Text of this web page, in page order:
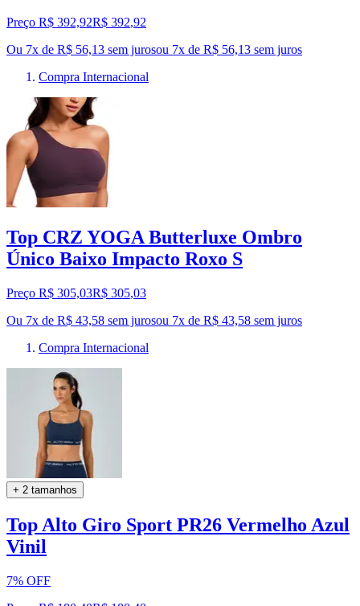
Preço R$ 392,92R$ 392,92
Ou 7x de R$ 56,13 sem jurosou 7x de R$ 56,13 sem juros
Compra Internacional
Top CRZ YOGA Butterluxe Ombro
Único Baixo Impacto Roxo S
Preço R$ 305,03R$ 305,03
Ou 7x de R$ 43,58 sem jurosou 7x de R$ 43,58 sem juros
Compra Internacional
+ 2 tamanhos
Top Alto Giro Sport PR26 Vermelho Azul
Vinil
7% OFF